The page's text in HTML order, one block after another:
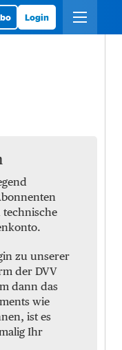
Login
zu unserer
der DVV
dann das
wie
ist es
Ihr